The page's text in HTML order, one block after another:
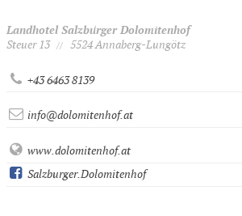
Landhotel Salzburger Dolomitenhof
Steuer 13 // 5524 Annaberg-Lungötz
+43 6463 8139
info@dolomitenhof.at
www.dolomitenhof.at
Salzburger.Dolomitenhof